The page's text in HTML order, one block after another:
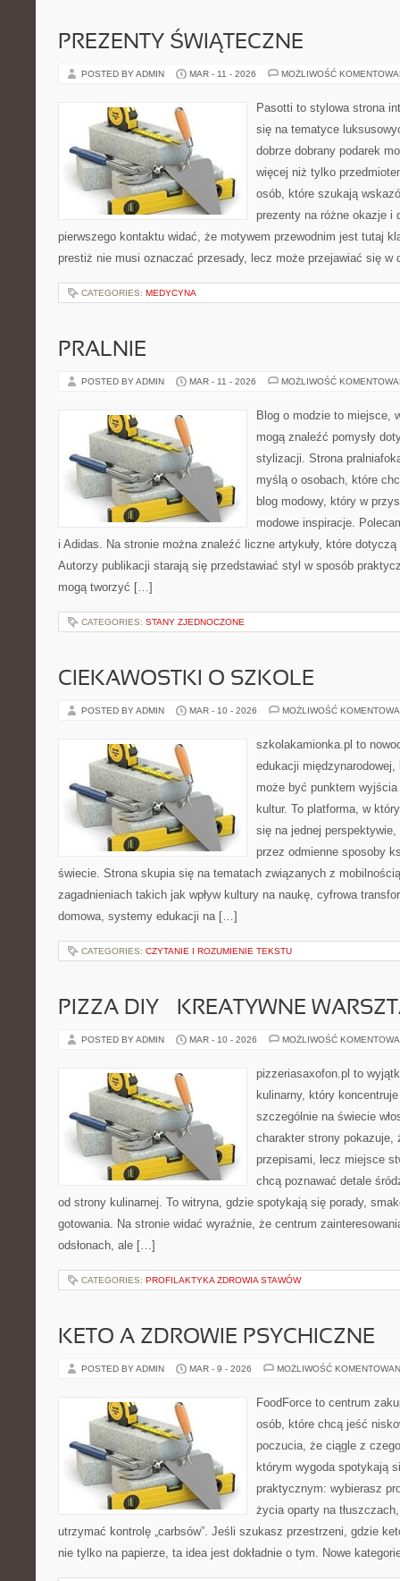
PREZENTY ŚWIĄTECZNE
POSTED BY ADMIN MAR - 11 - 2026 MOŻLIWOŚĆ
Pasotti to stylowa strona
się na tematyce
dobrze dobrany podarek
więcej niż tylko
osób, które szukają
prezenty na różne okazje i
pierwszego kontaktu widać, że motywem przewodnim jest tutaj
prestiż nie musi oznaczać przesady, lecz może przejawiać się
CATEGORIES: MEDYCYNA
PRALNIE
POSTED BY ADMIN MAR - 11 - 2026 MOŻLIWOŚĆ
Blog o modzie to miejsce,
mogą znaleźć pomysły
stylizacji. Strona
myślą o osobach, które
blog modowy, który w
modowe inspiracje.
i Adidas. Na stronie można znaleźć liczne artykuły, które
Autorzy publikacji starają się przedstawiać styl w sposób
mogą tworzyć […]
CATEGORIES: STANY ZJEDNOCZONE
CIEKAWOSTKI O SZKOLE
POSTED BY ADMIN MAR - 10 - 2026 MOŻLIWOŚĆ
szkolakamionka.pl to
edukacji
może być punktem
kultur. To platforma, w
się na jednej
przez odmienne sposoby
świecie. Strona skupia się na tematach związanych z
zagadnieniach takich jak wpływ kultury na naukę, cyfrowa
domowa, systemy edukacji na […]
CATEGORIES: CZYTANIE I ROZUMIENIE TEKSTU
PIZZA DIY – KREATYWNE
POSTED BY ADMIN MAR - 10 - 2026 MOŻLIWOŚĆ
pizzeriasaxofon.pl to
kulinarny, który
szczególnie na świecie
charakter strony pokazuje,
przepisami, lecz miejsce
chcą poznawać detale
od strony kulinarnej. To witryna, gdzie spotykają się porady,
gotowania. Na stronie widać wyraźnie, że centrum
odsłonach, ale […]
CATEGORIES: PROFILAKTYKA ZDROWIA STAWÓW
KETO A ZDROWIE PSYCHICZNE
POSTED BY ADMIN MAR - 9 - 2026 MOŻLIWOŚĆ
FoodForce to centrum
osób, które chcą jeść
poczucia, że ciągle z
którym wygoda spotykają
praktycznym: wybierasz
życia oparty na
utrzymać kontrolę „carbsów”. Jeśli szukasz przestrzeni, gdzie
nie tylko na papierze, ta idea jest dokładnie o tym. Nowe